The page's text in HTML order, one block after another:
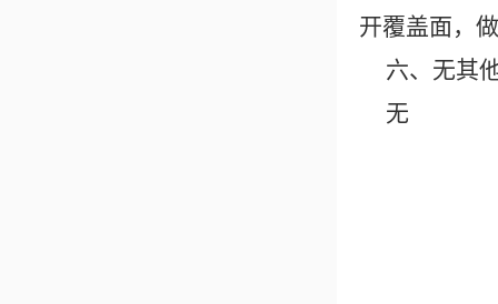
开覆盖面，
六、无其
无